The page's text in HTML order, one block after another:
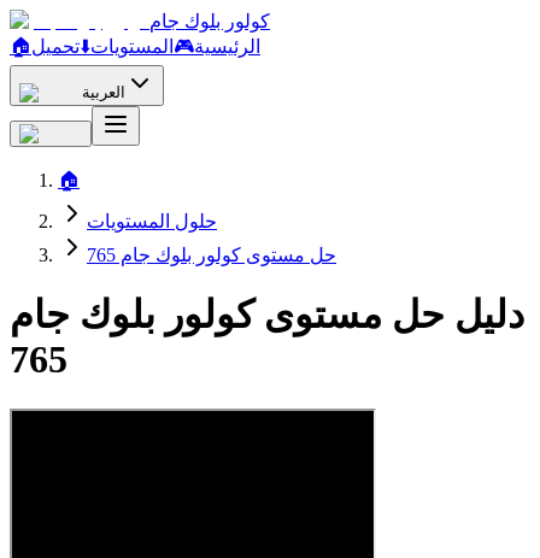
كولور بلوك جام
🏠
الرئيسية🎮 المستويات⬇️تحميل
العربية
🏠
حلول المستويات
حل مستوى كولور بلوك جام 765
دليل حل مستوى كولور بلوك جام
765